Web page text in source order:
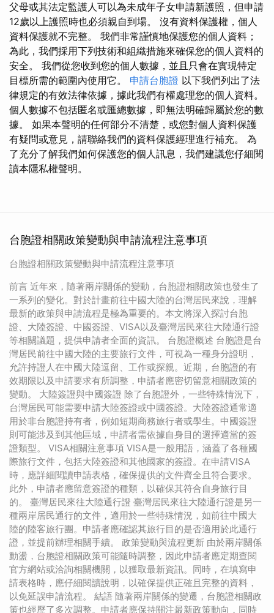
父母或其法定監護人可以為未成年子女申請新護照，但申請
12歲以上護照時也必須親自到場。 沒有資料保護權，個人
資料保護就不完整。 我們非常謹慎地保護您的個人資料；
為此，我們採用下列技術和組織措施來確保您的個人資料的
安全。 我們從您收到您的個人數據，並且只會在實現特定
目標所需的範圍內使用它。 申請台胞證 以下我們列出了法
律規定的有效法律依據，據此我們有權處理您的個人資料。
個人數據不包括匿名或匯總數據，即無法明確歸屬於您的數
據。 如果本聲明的任何部分不清楚，或您對個人資料保護
有疑問或意見，請聯絡我們的資料保護經理進行補充。 為
了充分了解我們如何保護您的個人訊息，我們建議您仔細閱
讀本隱私權聲明。
台胞證相關政策變動與申請流程注意事項
台胞證相關政策變動與申請流程注意事項
前言 近年來，隨著兩岸關係的變動，台胞證相關政策也發生了
一系列的變化。對於計畫前往中國大陸的台灣居民來說，理解
最新的政策與申請流程是極為重要的。本文將深入探討台胞
證、大陸簽證、中國簽證、VISA以及臺灣居民來往大陸通行證
等相關議題，提供申請者全面的資訊。 台胞證概述 台胞證是台
灣居民前往中國大陸的主要旅行文件，可視為一種身分證明，
允許持證人在中國大陸逗留、工作或探親。近期，台胞證的有
效期限以及申請要求有所調整，申請者應密切留意相關政策的
變動。 大陸簽證與中國簽證 除了台胞證外，一些特殊情況下，
台灣居民可能需要申請大陸簽證或中國簽證。大陸簽證通常適
用於非台胞證持有者，例如短期商務旅行者或學生。中國簽證
則可能涉及到其他區域，申請者需依據自身目的選擇適當的簽
證類型。 VISA相關注意事項 VISA是一般用語，涵蓋了各種國
際旅行文件，包括大陸簽證和其他國家的簽證。在申請VISA
時，應詳細閱讀申請表格，確保提供的文件齊全且符合要求。
此外，申請者應留意簽證的種類，以確保其符合自身旅行目
的。 臺灣居民來往大陸通行證 臺灣居民來往大陸通行證是另一
種兩岸居民通行的文件，適用於一些特殊情況，如前往中國大
陸的陸客旅行團。申請者應確認其旅行目的是否適用於此通行
證，並提前辦理相關手續。 政策變動與流程更新 由於兩岸關係
動盪，台胞證相關政策可能隨時調整，因此申請者應定期查閱
官方網站或洽詢相關機關，以獲取最新資訊。同時，在填寫申
請表格時，應仔細閱讀說明，以確保提供正確且完整的資料，
以免延誤申請流程。 結語 隨著兩岸關係的變遷，台胞證相關政
策也經歷了多次調整。申請者應保持關注最新政策動向，同時